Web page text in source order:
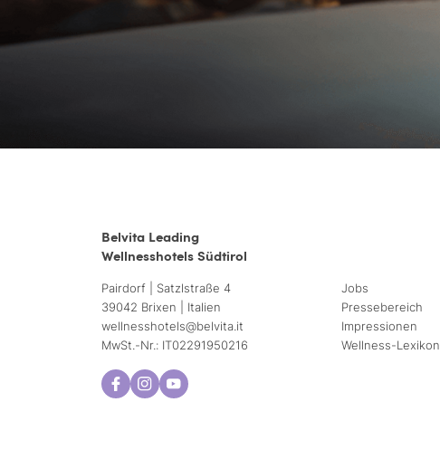
Belvita Leading
Wellnesshotels Südtirol
Pairdorf | Satzlstraße 4
39042 Brixen | Italien
wellnesshotels@belvita.it
MwSt.-Nr.: IT02291950216
Jobs
Pressebereich
Impressionen
Wellness-Lexikon